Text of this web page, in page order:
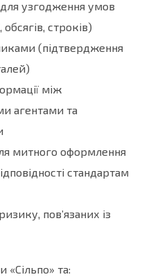
узгодження умов
строків)
(підтвердження
між
агентами та
митного оформлення
стандартам
пов’язаних із
та: